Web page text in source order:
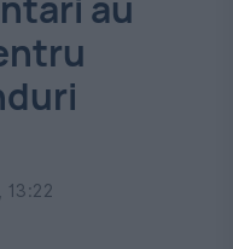
13:22